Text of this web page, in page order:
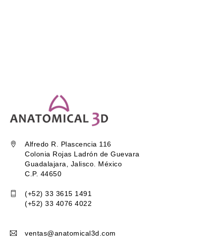
Alfredo R. Plascencia 116
Colonia Rojas Ladrón de Guevara
Guadalajara, Jalisco. México
C.P. 44650
(+52) 33 3615 1491
(+52) 33 4076 4022
ventas@anatomical3d.com